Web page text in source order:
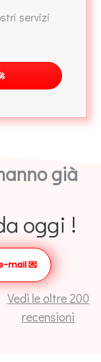
servizi
già
oggi !
mail💌
Vedi le oltre 200
recensioni